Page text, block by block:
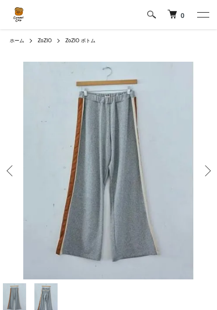
0
ホーム ZoZIO ZoZIO ボトム